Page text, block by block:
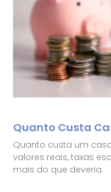
Quanto Custa
Quanto custa um
valores reais, taxas
mais do que deveria.